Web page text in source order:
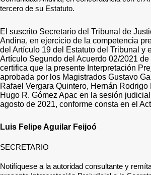
tercero de su Estatuto.
El suscrito Secretario del Tribunal de
Andina, en ejercicio de la competencia
del Artículo 19 del Estatuto del Tribunal y
Artículo Segundo del Acuerdo 02/2021
certifica que la presente Interpretación
aprobada por los Magistrados Gustavo
Rafael Vergara Quintero, Hernán
Hugo R. Gómez Apac en la sesión
agosto de 2021, conforme consta en el
Luis Felipe Aguilar Feijoó
SECRETARIO
Notifíquese a la autoridad consultante y